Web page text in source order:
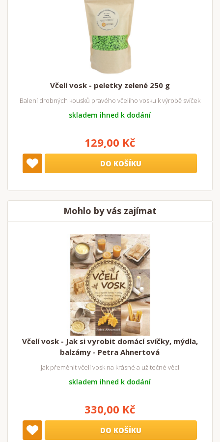
Včelí vosk - peletky zelené 250 g
Balení drobných kousků pravého včelího vosku k výrobě svíček
skladem ihned k dodání
129,00 Kč
DO KOŠÍKU
Mohlo by vás zajímat
Včelí vosk - Jak si vyrobit domácí svíčky, mýdla,
balzámy - Petra Ahnertová
Jak přeměnit včelí vosk na krásné a užitečné věci
skladem ihned k dodání
330,00 Kč
DO KOŠÍKU